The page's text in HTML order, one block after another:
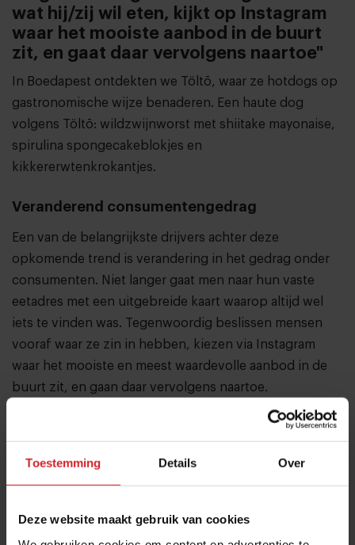
Toestemming Details Over
Deze website maakt gebruik van cookies
wat hij/zij wil eten, kijkt op Instagram
waar het mooiste aanbod in de buurt
zit, en gaat daar vervolgens naartoe"
In Boedapest ontdekten we Töltō, waar ze hotdogs op
gastronomische wijze benaderen. Een haute dog
volgens Töltō: wildzwijnworst met shiitake mayonaise,
spirulina spongecakeblokjes en
kikkererwtenkrokantjes.
Veranderend consumentengedrag
Een van de belangrijkste drijvers achter deze
opkomende trend is verandering in het gedrag onder
consumenten. Niet langer gaat men naar hun vaste
eetadres met een uitgebreide kaart waarop altijd wel
iets te vinden was. Tegenwoordig beslissen mensen
vooraf waar ze zin in hebben, kiezen via Instagram
waar het mooiste en meest waardevolle aanbod in de
buurt zit, en gaan daar vervolgens naartoe.